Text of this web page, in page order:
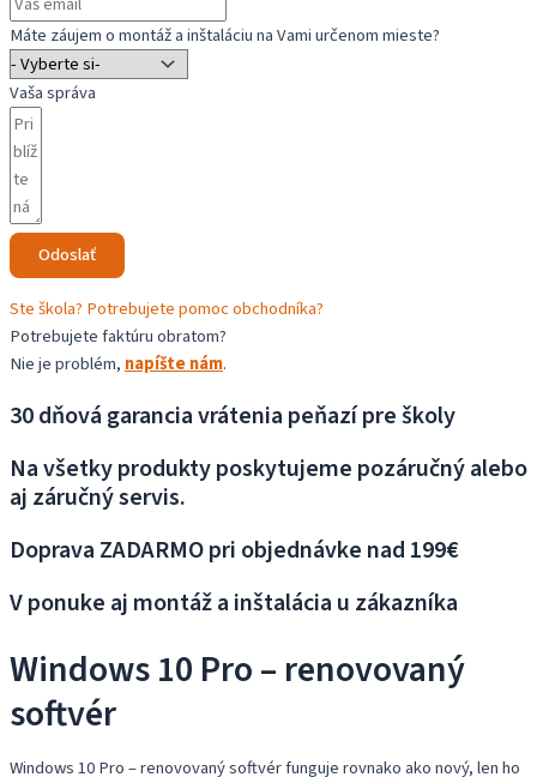
Máte záujem o montáž a inštaláciu na Vami určenom mieste?
Vaša správa
Odoslať
Ste škola? Potrebujete pomoc obchodníka?
Potrebujete faktúru obratom?
Nie je problém,napíšte nám.
30 dňová garancia vrátenia peňazí pre školy
Na všetky produkty poskytujeme pozáručný alebo
aj záručný servis.
Doprava ZADARMO pri objednávke nad 199€
V ponuke aj montáž a inštalácia u zákazníka
Windows 10 Pro – renovovaný
softvér
Windows 10 Pro – renovovaný softvér funguje rovnako ako nový, len ho